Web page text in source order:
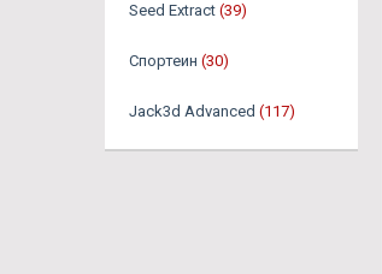
Seed Extract (39)
Спортеин (30)
Jack3d Advanced (117)